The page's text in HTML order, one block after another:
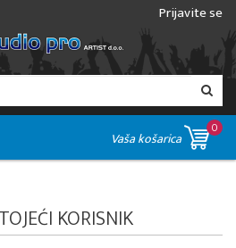
Prijavite se
Vaša košarica
0
KORISNIK